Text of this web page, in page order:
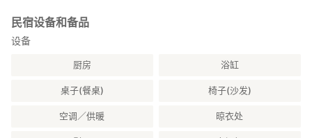
・沼田城迹公园：车程约15分钟
据说沼田城是真田幸村的哥哥真田信行成为第一代城主，为沼田带
民宿设备和备品
设备
厨房 浴缸
桌子(餐桌) 椅子(沙发)
空调／供暖 晾衣处